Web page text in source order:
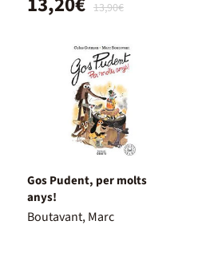
13,90€
Gos Pudent, per molts
anys!
Boutavant, Marc